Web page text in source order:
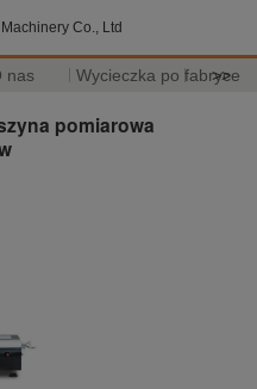
Co., Ltd
nas Wycieczka po fabryce
>>
pomiarowa